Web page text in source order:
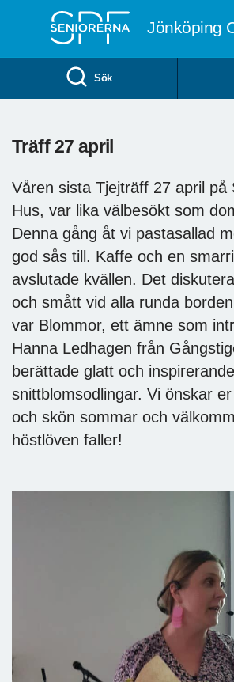
Jönköping
Sök
Träff 27 april
Våren sista Tjejträff 27 april på
Hus, var lika välbesökt som
Denna gång åt vi pastasallad
god sås till. Kaffe och en
avslutade kvällen. Det
och smått vid alla runda
var Blommor, ett ämne som
Hanna Ledhagen från
berättade glatt och
snittblomsodlingar. Vi önskar
och skön sommar och
höstlöven faller!